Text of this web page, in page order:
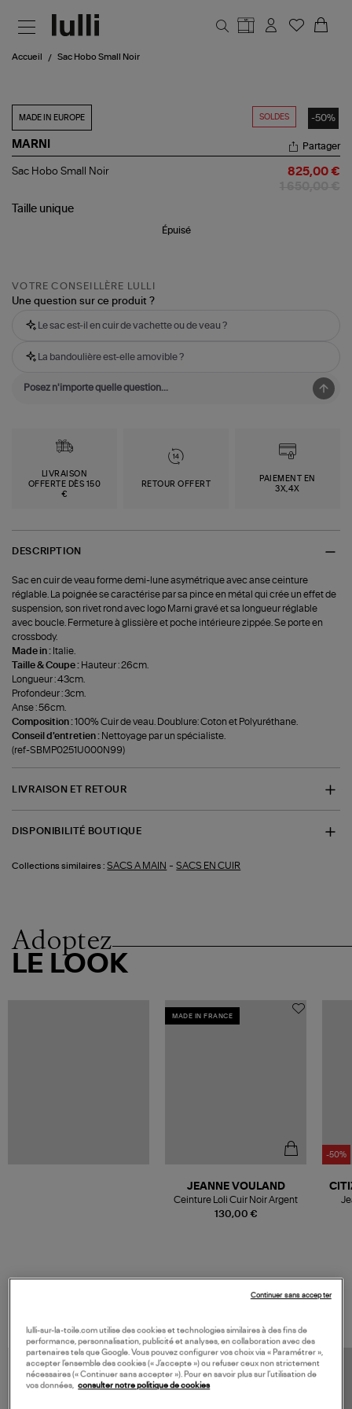
Accueil Sac Hobo Small Noir
SOLDES -50%
MADE IN EUROPE
MARNI
Sac
Noir
Partager
Sac Hobo Small Noir 825,00 €
Taille unique
Épuisé
VOTRE CONSEILLÈRE LULLI
Une question sur ce produit ?
Le sac est-il en cuir de vachette ou de veau ?
La bandoulière est-elle amovible ?
LIVRAISON
OFFERTE DÈS 150
€
RETOUR OFFERT
PAIEMENT EN
3X,4X
DESCRIPTION
Sac en cuir de veau forme demi-lune asymétrique avec anse ceinture
réglable. La poignée se caractérise par sa pince en métal qui crée un effet de
suspension, son rivet rond avec logo Marni gravé et sa longueur réglable
avec boucle. Fermeture à glissière et poche intérieure zippée. Se porte en
crossbody.
Made in : Italie.
Taille & Coupe : Hauteur : 26cm.
Longueur : 43cm.
Profondeur : 3cm.
Anse : 56cm.
Composition :100% Cuir de veau. Doublure: Coton et Polyuréthane.
Conseil d'entretien : Nettoyage par un spécialiste.
(ref-SBMP0251U000N99)
LIVRAISON ET RETOUR
DISPONIBILITÉ BOUTIQUE
Collections similaires : SACS A MAIN -SACS EN CUIR
Adoptez
LE LOOK
MADE IN FRANCE
130,00 €
JEANNE VOULAND
Ceinture Loli Cuir Noir Argent
-50%
lulli-sur-la-toile.com utilise des cookies et technologies similaires à des fins de
performance, personnalisation, publicité et analyses, en collaboration avec des
partenaires tels que Google. Vous pouvez configurer vos choix via « Paramétrer »,
accepter l’ensemble des cookies (« J’accepte ») ou refuser ceux non strictement
nécessaires (« Continuer sans accepter »). Pour en savoir plus sur l’utilisation de
vos données, consulter notre politique de cookies
Continuer sans accepter